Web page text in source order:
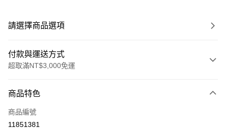
請選擇商品選項
付款與運送方式
超取滿NT$3,000免運
超商取貨付款
Apple Pay
商品特色
商品編號
11851381